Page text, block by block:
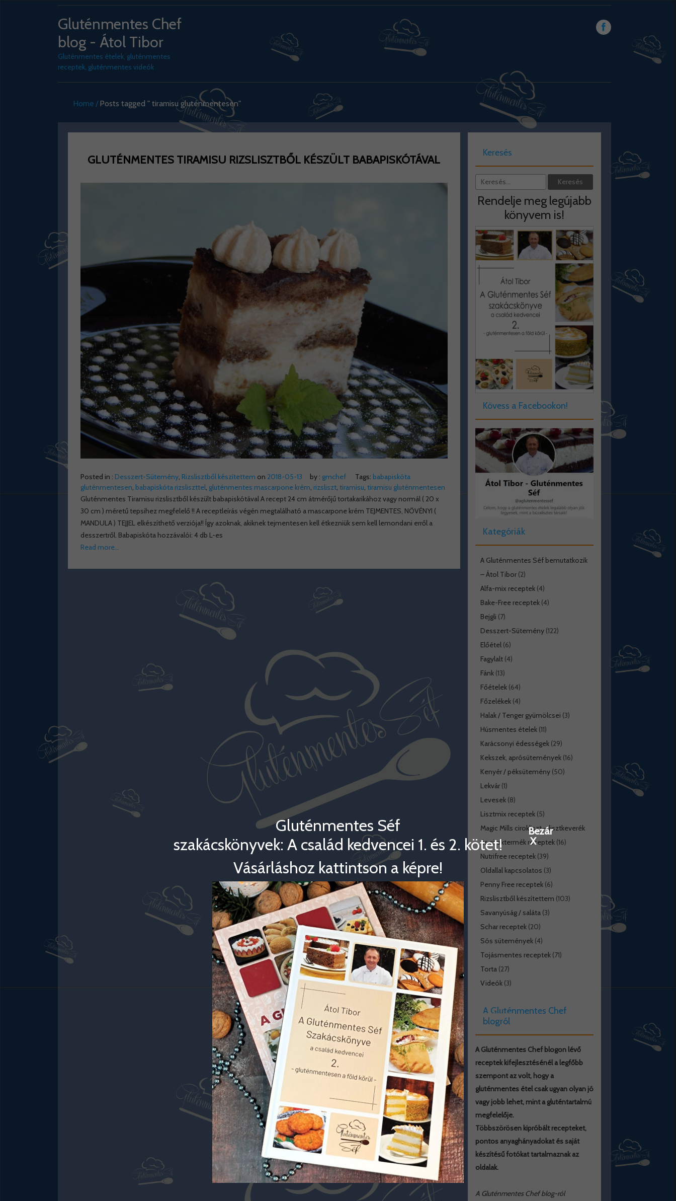
Gluténmentes Chef
blog - Átol Tibor
Gluténmentes ételek, gluténmentes
receptek, gluténmentes videók
Home Posts tagged " tiramisu gluténmentesen"
GLUTÉNMENTES TIRAMISU RIZSLISZTBŐL KÉSZÜLT BABAPISKÓTÁVAL
Posted in : Desszert-Sütemény, Rizslisztből készítettem on 2018-05-13 by : gmchef Tags: babapiskóta
gluténmentesen babapiskóta rizsliszttel gluténmentes mascarpone krém rizsliszt, tiramisu tiramisu gluténmentesen
Gluténmentes Tiramisu rizslisztből készült babapiskótával A recept 24 cm átmérőjű tortakarikához vagy normál ( 20 x
30 cm ) méretű tepsihez megfelelő !! A receptleírás végén megtalálható a mascarpone krém TEJMENTES, NÖVÉNYI (
MANDULA ) TEJJEL elkészíthető verziója!! Így azoknak, akiknek tejmentesen kell étkezniük sem kell lemondani erről a
desszertről. Babapiskóta hozzávalói: 4 db L-es
Read more…
Keresés
Rendelje meg legújabb
könyvem is!
Kövess a Facebookon!
Kategóriák
A Gluténmentes Séf bemutatkozik
– Átol Tibor(2)
Alfa-mix receptek(4)
Bake-Free receptek(4)
Bejgli (7)
Desszert-Sütemény(122)
Előétel(6)
Fagylalt(4)
Fánk(13)
Főételek(64)
Főzelékek(4)
Halak / Tenger gyümölcsei (3)
Húsmentes ételek(11)
Karácsonyi édességek(29)
Kekszek, aprósütemények(16)
Kenyér / péksütemény(50)
Lekvár(1)
Levesek(8)
Lisztmix receptek(5)
Magic Mills cirokliszt – lisztkeverék
és ciroktermék receptek(16)
Nutrifree receptek(39)
Oldallal kapcsolatos (3)
Penny Free receptek(6)
Rizslisztből készítettem (103)
Savanyúság / saláta(3)
Schar receptek(20)
Sós sütemények(4)
Tojásmentes receptek(71)
Torta(27)
Videók(3)
A Gluténmentes Chef
blogról
A Gluténmentes Chef blogon lévő
receptek kifejlesztésénél a legfőbb
szempont az volt, hogy a
gluténmentes étel csak ugyan olyan jó
vagy jobb lehet, mint a gluténtartalmú
megfelelője.
Többszörösen kipróbált recepteket,
pontos anyaghányadokat és saját
készítésű fotókat tartalmaznak az
oldalak.
A Gluténmentes Chef blog-ról
Gluténmentes Séf
szakácskönyvek: A család kedvencei 1. és 2. kötet!
Vásárláshoz kattintson a képre!
Bezár
X